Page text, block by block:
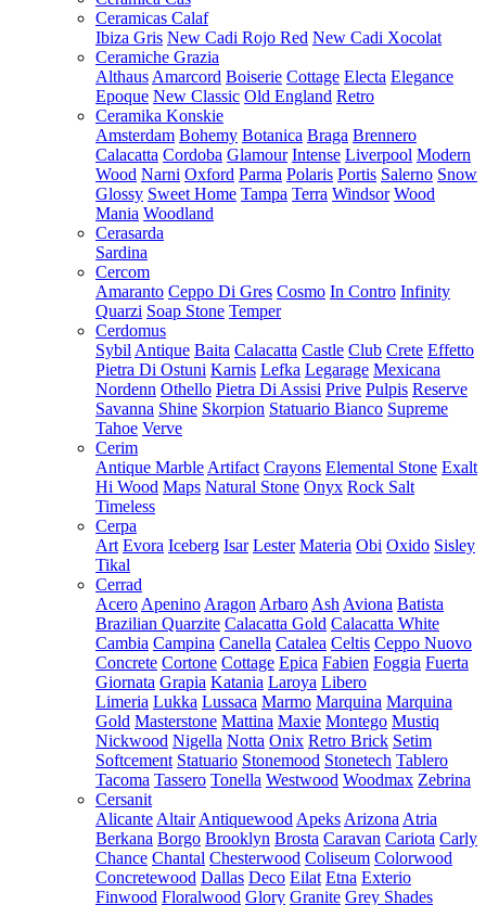
Ceramicas Calaf
Ibiza Gris New Cadi Rojo Red New Cadi Xocolat
Ceramiche Grazia
Althaus Amarcord Boiserie Cottage Electa Elegance
Epoque New Classic Old England Retro
Ceramika Konskie
Amsterdam Bohemy Botanica Braga Brennero
Calacatta Cordoba Glamour Intense Liverpool Modern
Wood Narni Oxford Parma Polaris Portis Salerno Snow
Glossy Sweet Home Tampa Terra Windsor Wood
Mania Woodland
Cerasarda
Sardina
Cercom
Amaranto Ceppo Di Gres Cosmo In Contro Infinity
Quarzi Soap Stone Temper
Cerdomus
Sybil Antique Baita Calacatta Castle Club Crete Effetto
Pietra Di Ostuni Karnis Lefka Legarage Mexicana
Nordenn Othello Pietra Di Assisi Prive Pulpis Reserve
Savanna Shine Skorpion Statuario Bianco Supreme
Tahoe Verve
Cerim
Antique Marble Artifact Crayons Elemental Stone Exalt
Hi Wood Maps Natural Stone Onyx Rock Salt
Timeless
Cerpa
Art Evora Iceberg Isar Lester Materia Obi Oxido Sisley
Tikal
Cerrad
Acero Apenino Aragon Arbaro Ash Aviona Batista
Brazilian Quarzite Calacatta Gold Calacatta White
Cambia Campina Canella Catalea Celtis Ceppo Nuovo
Concrete Cortone Cottage Epica Fabien Foggia Fuerta
Giornata Grapia Katania Laroya Libero
Limeria Lukka Lussaca Marmo Marquina Marquina
Gold Masterstone Mattina Maxie Montego Mustiq
Nickwood Nigella Notta Onix Retro Brick Setim
Softcement Statuario Stonemood Stonetech Tablero
Tacoma Tassero Tonella Westwood Woodmax Zebrina
Cersanit
Alicante Altair Antiquewood Apeks Arizona Atria
Berkana Borgo Brooklyn Brosta Caravan Cariota Carly
Chance Chantal Chesterwood Coliseum Colorwood
Concretewood Dallas Deco Eilat Etna Exterio
Finwood Floralwood Glory Granite Grey Shades